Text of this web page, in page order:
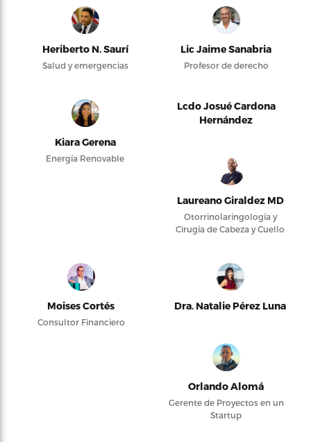
Heriberto N. Saurí
Salud y emergencias
Lic Jaime Sanabria
Profesor de derecho
Kiara Gerena
Energía Renovable
Lcdo Josué Cardona
Hernández
Laureano Giraldez MD
Otorrinolaringología y
Cirugía de Cabeza y Cuello
Moises Cortés
Consultor Financiero
Dra. Natalie Pérez Luna
Orlando Alomá
Gerente de Proyectos en un
Startup